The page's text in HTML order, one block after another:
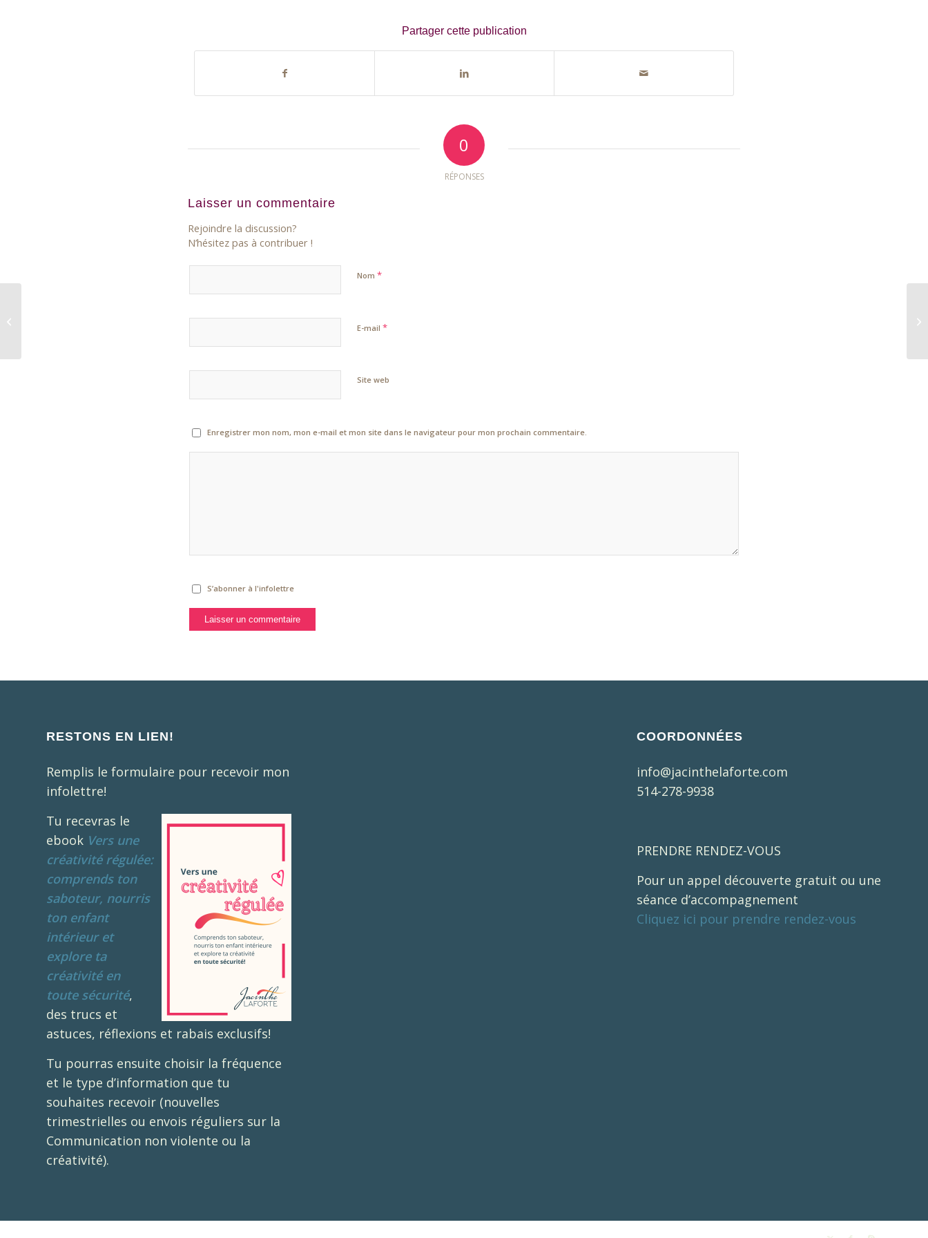
Partager cette publication
0
RÉPONSES
Laisser un commentaire
Rejoindre la discussion?
N’hésitez pas à contribuer !
Nom *
E-mail *
Site web
Enregistrer mon nom, mon e-mail et mon site dans le navigateur pour mon prochain commentaire.
S’abonner à l'infolettre
RESTONS EN LIEN!
Remplis le formulaire pour recevoir mon
infolettre!
Tu recevras le
ebook Vers une
créativité régulée:
comprends ton
saboteur, nourris
ton enfant
intérieur et
explore ta
créativité en
toute sécurité,
des trucs et
astuces, réflexions et rabais exclusifs!
Tu pourras ensuite choisir la fréquence
et le type d’information que tu
souhaites recevoir (nouvelles
trimestrielles ou envois réguliers sur la
Communication non violente ou la
créativité).
COORDONNÉES
info@jacinthelaforte.com
514-278-9938
PRENDRE RENDEZ-VOUS
Pour un appel découverte gratuit ou une
séance d’accompagnement
Cliquez ici pour prendre rendez-vous